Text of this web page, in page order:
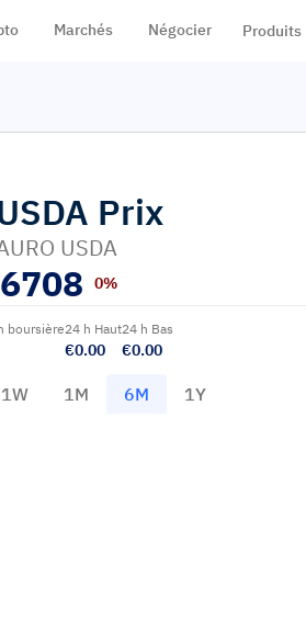
Marchés Négocier Produits
Prix
USDA
0%
boursière24 h Haut
€0.00
24 h Bas
€0.00
1W 1M 6M 1Y